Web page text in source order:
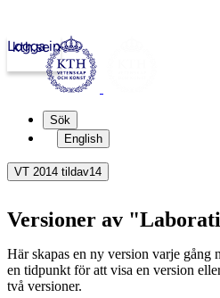
kth.se
Logga in
Sök
English
VT 2014 tildav14
Versioner av
Här skapas en ny version varje gång
en tidpunkt för att visa en version
två versioner.